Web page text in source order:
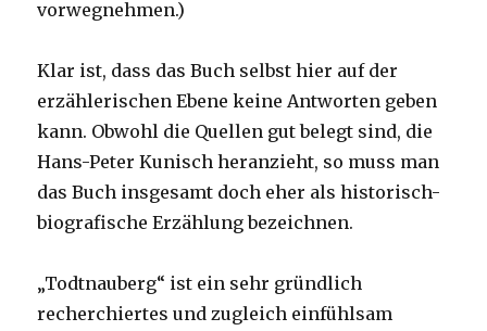
vorwegnehmen.)
Klar ist, dass das Buch selbst hier auf der
erzählerischen Ebene keine Antworten geben
kann. Obwohl die Quellen gut belegt sind, die
Hans-Peter Kunisch heranzieht, so muss man
das Buch insgesamt doch eher als historisch-
biografische Erzählung bezeichnen.
„Todtnauberg“ ist ein sehr gründlich
recherchiertes und zugleich einfühlsam